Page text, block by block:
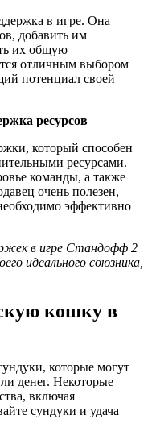
в игре. Она
добавить им
их общую
отличным выбором
потенциал своей
ресурсов
который способен
ресурсами.
команды, а также
очень полезен,
эффективно
в игре Стандофф 2
идеального союзника,
кошку в
которые могут
денег. Некоторые
включая
сундуки и удача